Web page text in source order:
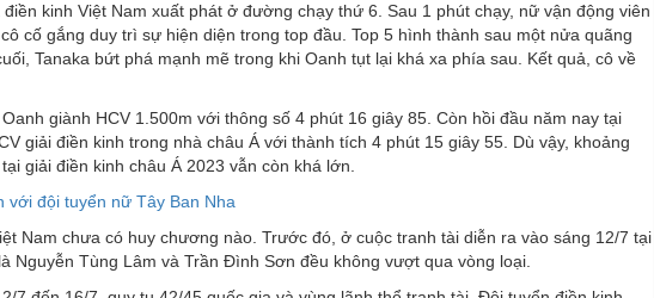
kinh Việt Nam xuất phát ở đường chạy thứ 6. Sau 1 phút chạy, nữ vận động viên
cố gắng duy trì sự hiện diện trong top đầu. Top 5 hình thành sau một nửa quãng
Tanaka bứt phá mạnh mẽ trong khi Oanh tụt lại khá xa phía sau. Kết quả, cô về
giành HCV 1.500m với thông số 4 phút 16 giây 85. Còn hồi đầu năm nay tại
giải điền kinh trong nhà châu Á với thành tích 4 phút 15 giây 55. Dù vậy, khoảng
giải điền kinh châu Á 2023 vẫn còn khá lớn.
với đội tuyển nữ Tây Ban Nha
Nam chưa có huy chương nào. Trước đó, ở cuộc tranh tài diễn ra vào sáng 12/7 tại
Nguyễn Tùng Lâm và Trần Đình Sơn đều không vượt qua vòng loại.